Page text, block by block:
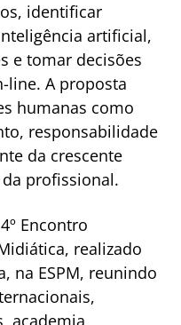
identificar
artificial,
e tomar decisões
line. A proposta
humanas como
responsabilidade
da crescente
profissional.
Encontro
realizado
na ESPM, reunindo